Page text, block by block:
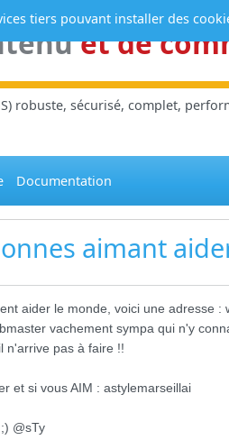
et de
robuste, sécurisé, complet,
Documentation
aimant
aider le monde, voici une adresse
vachement sympa qui n'y
n'arrive pas à faire !!
et si vous AIM : astylemarseillai
@sTy
tiers pouvant installer des